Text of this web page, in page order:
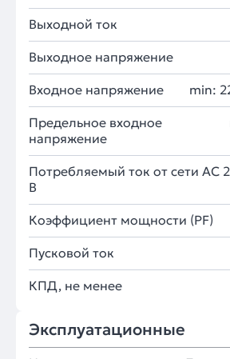
Выходной ток
Выходное напряжение
Входное напряжение min:
Предельное входное
напряжение
Потребляемый ток от сети AC
В
Коэффициент мощности (PF)
Пусковой ток
КПД, не менее
Эксплуатационные